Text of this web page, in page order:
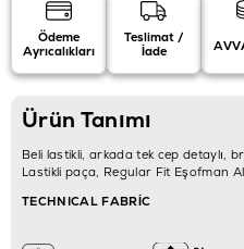
Ödeme
Ayrıcalıkları
Teslimat /
İade
Ürün Tanımı
Beli lastikli, arkada tek cep detaylı,
Lastikli paça, Regular Fit Eşofman
TECHNICAL FABRİC